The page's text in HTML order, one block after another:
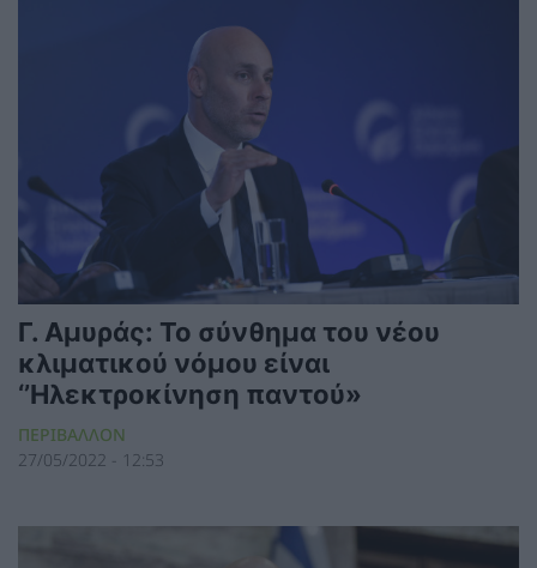
Γ. Αμυράς: Το σύνθημα του νέου
κλιματικού νόμου είναι
‘’Ηλεκτροκίνηση παντού»
ΠΕΡΙΒΑΛΛΟΝ
27/05/2022 - 12:53